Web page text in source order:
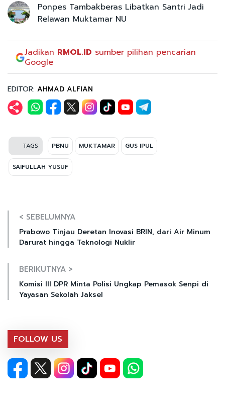
Ponpes Tambakberas Libatkan Santri Jadi
Relawan Muktamar NU
Jadikan RMOL.ID sumber pilihan pencarian
Google
EDITOR: AHMAD ALFIAN
TAGS PBNU MUKTAMAR GUS IPUL
SAIFULLAH YUSUF
< SEBELUMNYA
Prabowo Tinjau Deretan Inovasi BRIN, dari Air Minum
Darurat hingga Teknologi Nuklir
BERIKUTNYA >
Komisi III DPR Minta Polisi Ungkap Pemasok Senpi di
Yayasan Sekolah Jaksel
FOLLOW US